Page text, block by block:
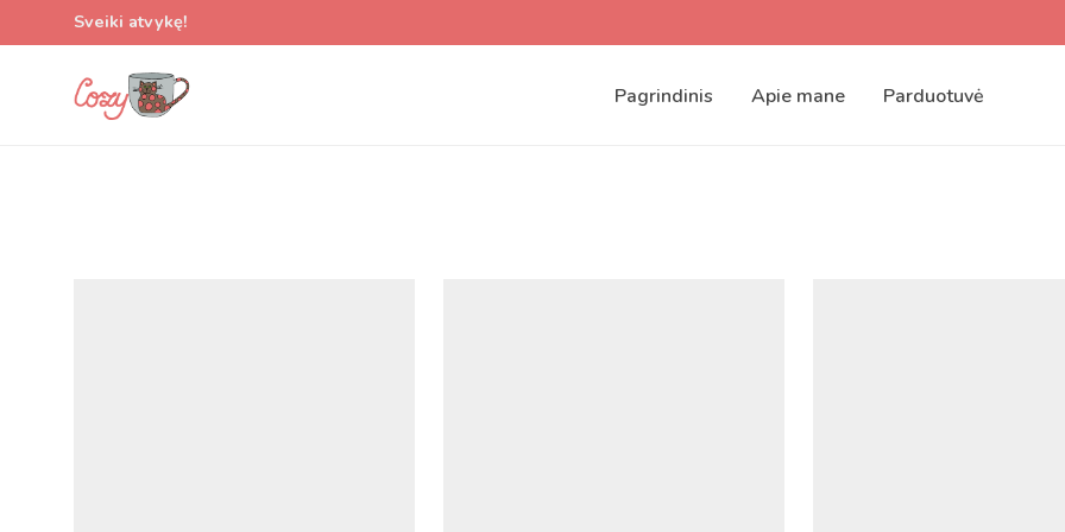
Sveiki atvykę!
Pagrindinis Apie mane Parduotuvė